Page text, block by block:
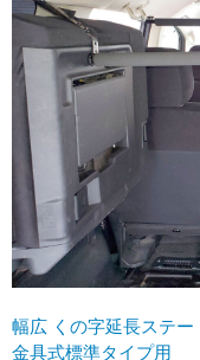
幅広 くの字延長ステ
金具式標準タイプ用